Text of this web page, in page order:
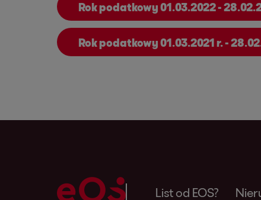
Rok podatkowy 01.03.2022 -
Rok podatkowy 01.03.2021 r. -
List od EOS?